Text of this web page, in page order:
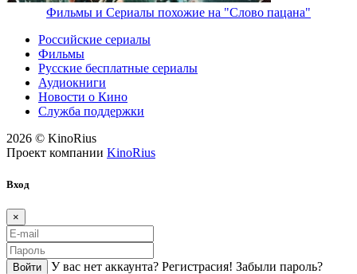
Фильмы и Сериалы похожие на "Слово пацана"
Российские сериалы
Фильмы
Русские бесплатные сериалы
Аудиокниги
Новости о Кино
Служба поддержки
2026 © KinoRius
Проект компании KinoRius
Вход
×
Войти У вас нет аккаунта? Регистраcия! Забыли пароль?